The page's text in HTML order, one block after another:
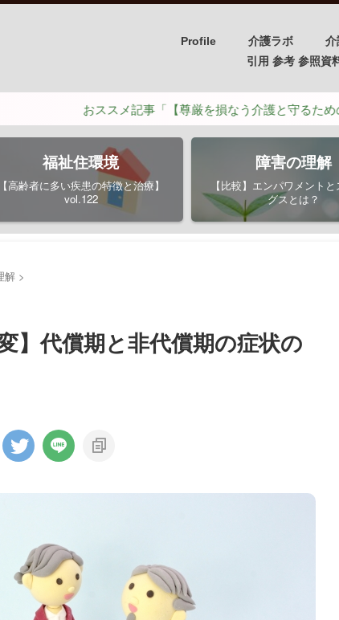
Profile 介護ラボ 介
引用 参考 参照資
おススメ記事「【尊厳を損なう介護と守るための介護】ポイ
福祉住環境
【高齢者に多い疾患の特徴と治療】
vol.122
障害の理解
【比較】エンパワメント
グスとは？
解 >
】代償期と非代償期の症状の